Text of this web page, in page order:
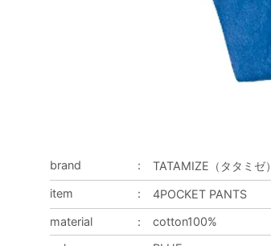
brand ：
TATAMIZE（タタミゼ）
item
：
4POCKET PANTS
material
：
cotton100%